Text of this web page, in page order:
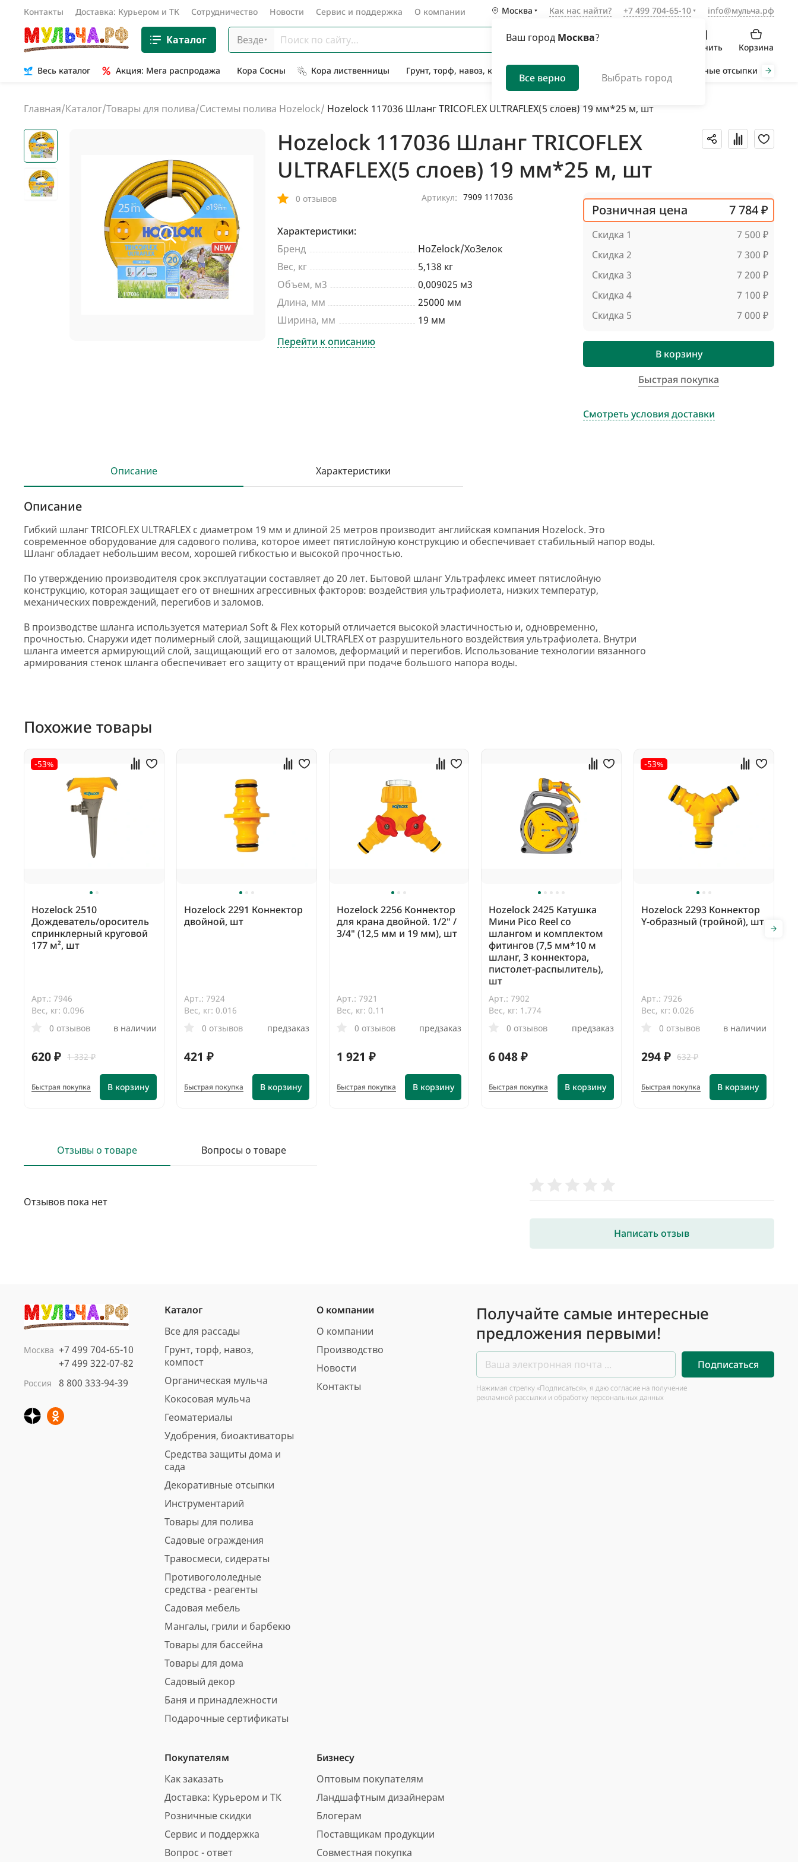
Контакты Доставка: Курьером и ТК Сотрудничество Новости Сервис и поддержка О компании Москва
Ваш город Москва?
Все верно Выбрать город
Как нас найти? +7 499 704-65-10 info@мульча.рф
Каталог Везде
Сравнить Корзина
Весь каталог Акция: Мега распродажа Кора Сосны Кора лиственницы Грунт, торф, навоз, компост Органическая мульча Декоративные отсыпки
Главная/Каталог/Товары для полива/Системы полива Hozelock/ Hozelock 117036 Шланг TRICOFLEX ULTRAFLEX(5 слоев) 19 мм*25 м, шт
Hozelock 117036 Шланг TRICOFLEX
ULTRAFLEX(5 слоев) 19 мм*25 м, шт
0 отзывов Артикул: 7909 117036
Характеристики:
Бренд
HoZelock/ХоЗелок
Вес, кг
5,138 кг
Объем, м3
0,009025 м3
Длина, мм
25000 мм
Ширина, мм
19 мм
Перейти к описанию
Розничная цена 7 784 ₽
Скидка 1
7 500 ₽
Скидка 2
7 300 ₽
Скидка 3
7 200 ₽
Скидка 4
7 100 ₽
Скидка 5
7 000 ₽
В корзину
Быстрая покупка
Смотреть условия доставки
Описание Характеристики
Описание
Гибкий шланг TRICOFLEX ULTRAFLEX с диаметром 19 мм и длиной 25 метров производит английская компания Hozelock. Это
современное оборудование для садового полива, которое имеет пятислойную конструкцию и обеспечивает стабильный напор воды.
Шланг обладает небольшим весом, хорошей гибкостью и высокой прочностью.
По утверждению производителя срок эксплуатации составляет до 20 лет. Бытовой шланг Ультрафлекс имеет пятислойную
конструкцию, которая защищает его от внешних агрессивных факторов: воздействия ультрафиолета, низких температур,
механических повреждений, перегибов и заломов.
В производстве шланга используется материал Soft & Flex который отличается высокой эластичностью и, одновременно,
прочностью. Снаружи идет полимерный слой, защищающий ULTRAFLEX от разрушительного воздействия ультрафиолета. Внутри
шланга имеется армирующий слой, защищающий его от заломов, деформаций и перегибов. Использование технологии вязанного
армирования стенок шланга обеспечивает его защиту от вращений при подаче большого напора воды.
Похожие товары
-53%
Hozelock 2510
Дождеватель/ороситель
спринклерный круговой
177 м², шт
Арт.: 7946
Вес, кг: 0.096
0 отзывов
в наличии
620 ₽ 1 332 ₽
В корзину
Быстрая покупка
Hozelock 2291 Коннектор
двойной, шт
Арт.: 7924
Вес, кг: 0.016
0 отзывов
предзаказ
421 ₽
В корзину
Быстрая покупка
Hozelock 2256 Коннектор
для крана двойной. 1/2" /
3/4" (12,5 мм и 19 мм), шт
Арт.: 7921
Вес, кг: 0.11
0 отзывов
предзаказ
1 921 ₽
В корзину
Быстрая покупка
Hozelock 2425 Катушка
Мини Pico Reel со
шлангом и комплектом
фитингов (7,5 мм*10 м
шланг, 3 коннектора,
пистолет-распылитель),
шт
Арт.: 7902
Вес, кг: 1.774
0 отзывов
предзаказ
6 048 ₽
В корзину
Быстрая покупка
-53%
Hozelock 2293 Коннектор
Y-образный (тройной), шт
Арт.: 7926
Вес, кг: 0.026
0 отзывов
в наличии
294 ₽ 632 ₽
В корзину
Быстрая покупка
Отзывы о товаре Вопросы о товаре
Написать отзыв
Отзывов пока нет
Москва +7 499 704-65-10
+7 499 322-07-82
Россия 8 800 333-94-39
Каталог
Все для рассады
Грунт, торф, навоз,
компост
Органическая мульча
Кокосовая мульча
Геоматериалы
Удобрения, биоактиваторы
Средства защиты дома и
сада
Декоративные отсыпки
Инструментарий
Товары для полива
Садовые ограждения
Травосмеси, сидераты
Противогололедные
средства - реагенты
Садовая мебель
Мангалы, грили и барбекю
Товары для бассейна
Товары для дома
Садовый декор
Баня и принадлежности
Подарочные сертификаты
О компании
О компании
Производство
Новости
Контакты
Покупателям
Как заказать
Доставка: Курьером и ТК
Розничные скидки
Сервис и поддержка
Вопрос - ответ
Бизнесу
Оптовым покупателям
Ландшафтным дизайнерам
Блогерам
Поставщикам продукции
Совместная покупка
Получайте самые интересные
предложения первыми!
Подписаться
Нажимая стрелку «Подписаться», я даю согласие на получение
рекламной рассылки и обработку персональных данных